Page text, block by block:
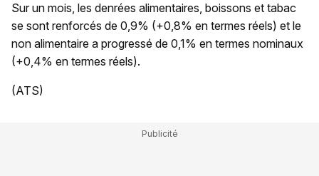
Sur un mois, les denrées alimentaires, boissons et tabac
se sont renforcés de 0,9% (+0,8% en termes réels) et le
non alimentaire a progressé de 0,1% en termes nominaux
(+0,4% en termes réels).
(ATS)